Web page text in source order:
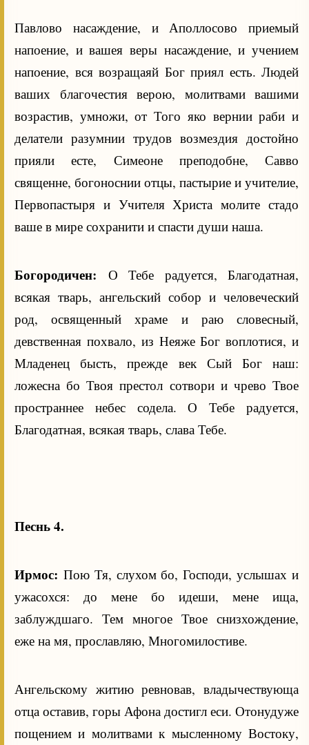
Павлово насаждение, и Аполлосово приемый
напоение, и вашея веры насаждение, и учением
напоение, вся возращаяй Бог приял есть. Людей
ваших благочестия верою, молитвами вашими
возрастив, умножи, от Того яко вернии раби и
делатели разумнии трудов возмездия достойно
прияли есте, Симеоне преподобне, Савво
священне, богоноснии отцы, пастырие и учителие,
Первопастыря и Учителя Христа молите стадо
ваше в мире сохранити и спасти души наша.
Богородичен: О Тебе радуется, Благодатная,
всякая тварь, ангельский собор и человеческий
род, освященный храме и раю словесный,
девственная похвало, из Неяже Бог воплотися, и
Младенец бысть, прежде век Сый Бог наш:
ложесна бо Твоя престол сотвори и чрево Твое
пространнее небес содела. О Тебе радуется,
Благодатная, всякая тварь, слава Тебе.
Песнь 4.
Ирмос: Пою Тя, слухом бо, Господи, услышах и
ужасохся: до мене бо идеши, мене ища,
заблуждшаго. Тем многое Твое снизхождение,
еже на мя, прославляю, Многомилостиве.
Ангельскому житию ревновав, владычествующа
отца оставив, горы Афона достигл еси. Отонудуже
пощением и молитвами к мысленному Востоку,